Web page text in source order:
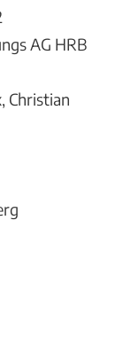
AG HRB
Christian